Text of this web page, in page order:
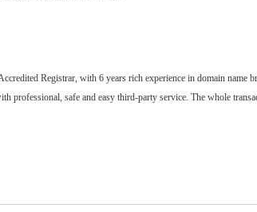
Registrar, with 6 years rich experience in domain name
professional, safe and easy third-party service. The whole